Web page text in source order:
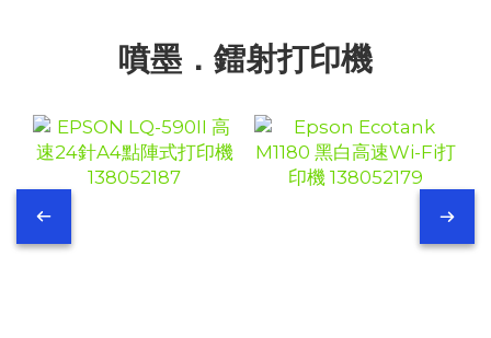
噴墨．鐳射打印機